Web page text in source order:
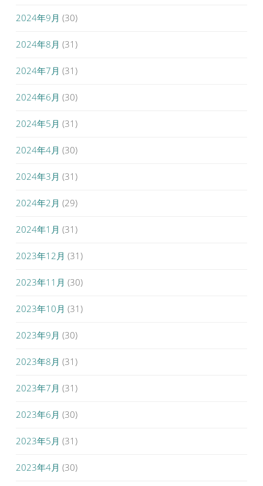
2024年9月 (30)
2024年8月 (31)
2024年7月 (31)
2024年6月 (30)
2024年5月 (31)
2024年4月 (30)
2024年3月 (31)
2024年2月 (29)
2024年1月 (31)
2023年12月 (31)
2023年11月 (30)
2023年10月 (31)
2023年9月 (30)
2023年8月 (31)
2023年7月 (31)
2023年6月 (30)
2023年5月 (31)
2023年4月 (30)